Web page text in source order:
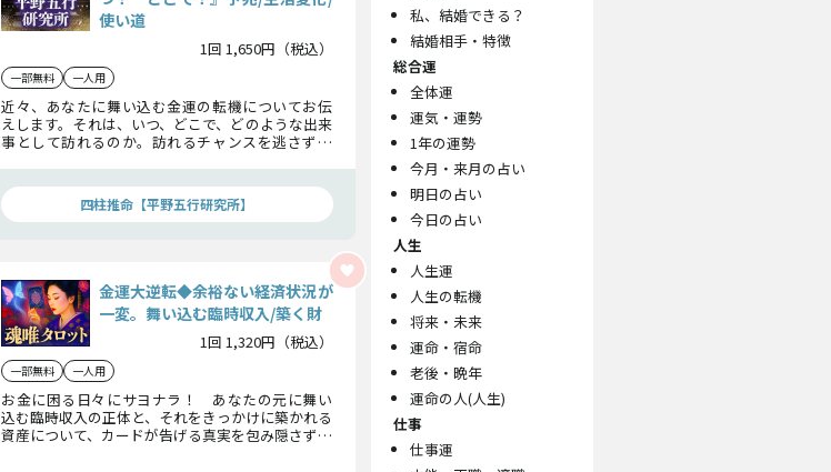
使い道
1回 1,650円（税込）
一部無料 一人用
近々、あなたに舞い込む金運の転機についてお伝
えします。それは、いつ、どこで、どのような出来
事として訪れるのか。訪れるチャンスを逃さず掴
四柱推命【平野五行研究所】
金運大逆転◆余裕ない経済状況が
一変。舞い込む臨時収入/築く財
1回 1,320円（税込）
一部無料 一人用
お金に困る日々にサヨナラ！ あなたの元に舞い
込む臨時収入の正体と、それをきっかけに築かれる
資産について、カードが告げる真実を包み隠さずお
私、結婚できる？
結婚相手・特徴
総合運
全体運
運気・運勢
1年の運勢
今月・来月の占い
明日の占い
今日の占い
人生
人生運
人生の転機
将来・未来
運命・宿命
老後・晩年
運命の人(人生)
仕事
仕事運